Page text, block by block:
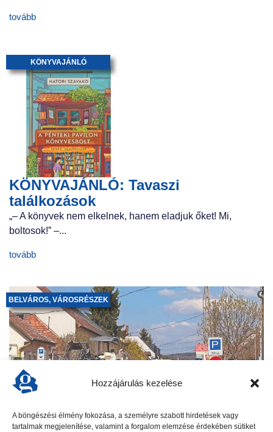
Hozzájárulás kezelése
A böngészési élmény fokozása, a személyre szabott hirdetések vagy
tartalmak megjelenítése, valamint a forgalom elemzése érdekében sütiket
tovább
KÖNYVAJÁNLÓ
KÖNYVAJÁNLÓ: Tavaszi
találkozások
„– A könyvek nem elkelnek, hanem eladjuk őket! Mi,
boltosok!” –...
tovább
BELVÁROS, VÁROSRÉSZEK
MEGKEZDŐDTEK a munkálatok